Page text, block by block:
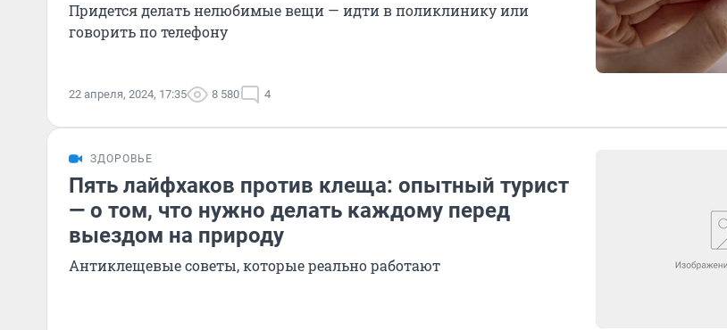
Придется делать нелюбимые вещи — идти в поликлинику или
говорить по телефону
22 апреля, 2024, 17:35 8 580 4
ЗДОРОВЬЕ
Пять лайфхаков против клеща: опытный турист
— о том, что нужно делать каждому перед
выездом на природу
Антиклещевые советы, которые реально работают